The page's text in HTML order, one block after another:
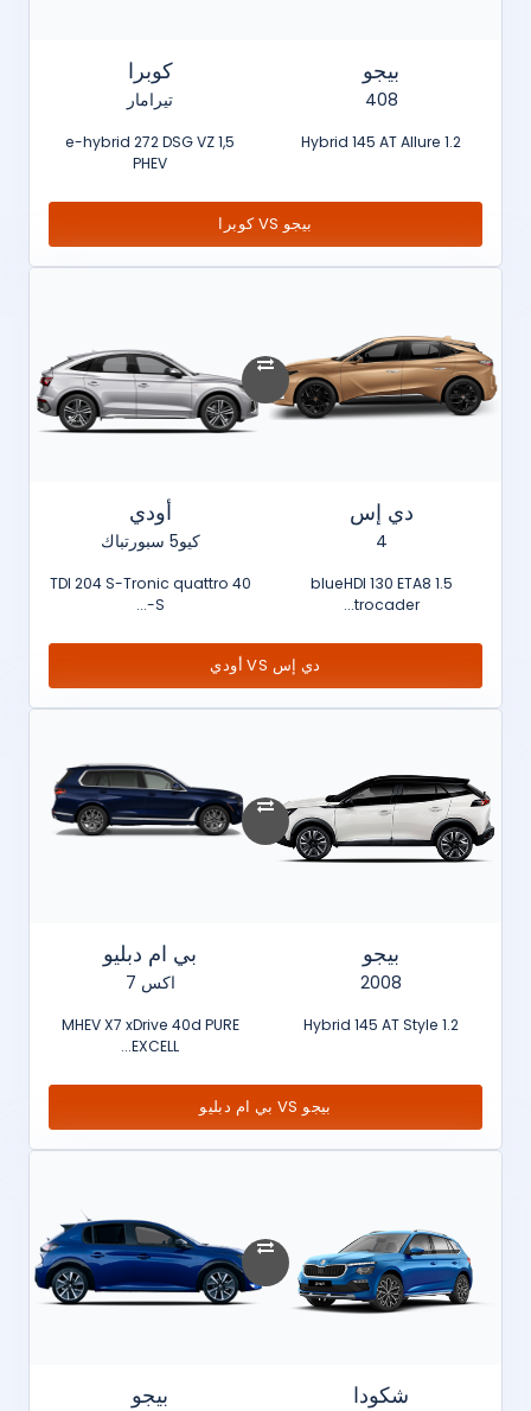
بيجو
408
1.2 Hybrid 145 AT Allure
كوبرا
تيرامار
1,5 e-hybrid 272 DSG VZ
PHEV
بيجو VS كوبرا
دي إس
4
1.5 blueHDI 130 ETA8
trocader...
أودي
كيو5 سبورتباك
40 TDI 204 S-Tronic quattro
S-...
دي إس VS أودي
بيجو
2008
1.2 Hybrid 145 AT Style
بي ام دبليو
اكس 7
MHEV X7 xDrive 40d PURE
EXCELL...
بيجو VS بي ام دبليو
شكودا بيجو